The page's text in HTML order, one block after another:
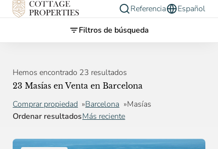
Referencia
Español
Filtros de búsqueda
Hemos encontrado 23 resultados
23 Masías en Venta en Barcelona
Comprar propiedad Barcelona
Masías
Ordenar resultadosMás reciente